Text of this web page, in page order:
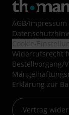
AGB/Impressum
Widerrufsrecht
Bestellvorgang/
Erklärung zur
Vertrag